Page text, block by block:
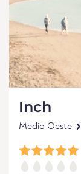
Inch
Medio Oeste